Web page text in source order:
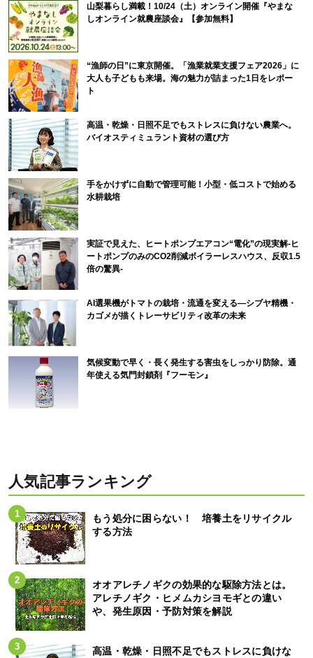
山梨暮らし満載！10/24（土）オンライン開催『やまな
しオンライン就農座談会』【参加無料】
“漁師の日”に東京開催。「漁業就業支援フェア2026」に
大人も子どもも来場。海の魅力が詰まった1日をレポー
ト
高温・乾燥・日照不足でもストレスに負けない農業へ。
バイオスティミュラント資材の選び方
手をかけずに自動で管理可能！小型・低コストで始める
水耕栽培
実証で見えた、ヒートポンプエアコン“電化”の現実解-ヒ
ートポンプのみのCO2削減ボイラーレスハウス、反収1.5
倍の驚異-
AI選果機がトマトの栽培・流通を変える―シブヤ精機・
カゴメが描くトレーサビリティ改革の未来
気候変動で早く・長く発生する害虫をしっかり防除。通
年使える気門封鎖剤『フーモン』
人気記事ランキング
もう処分に困らない！ 培養土をリサイクル
する方法
オオアレチノギクの効果的な駆除方法とは。
アレチノギク・ヒメムカシヨモギとの違い
や、発生原因・予防対策を解説
高温・乾燥・日照不足でもストレスに負けな